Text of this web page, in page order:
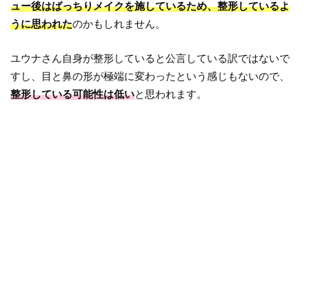
ュー後はばっちりメイクを施しているため、整形しているよ
うに思われたのかもしれません。
ユウナさん自身が整形していると公言している訳ではないで
すし、目と鼻の形が極端に変わったという感じもないので、
整形している可能性は低いと思われます。